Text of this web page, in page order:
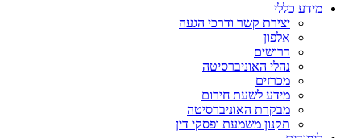
מידע כללי
יצירת קשר ודרכי הגעה
אלפון
דרושים
נהלי האוניברסיטה
מכרזים
מידע לשעת חירום
מבקרת האוניברסיטה
תקנון משמעת ופסקי דין